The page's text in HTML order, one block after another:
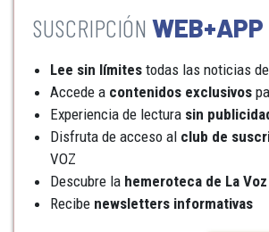
WEB+APP
Lee sin límites todas las noticias
Accede a contenidos exclusivos
Experiencia de lectura sin
Disfruta de acceso al club de
VOZ
Descubre la hemeroteca de La Voz
Recibe newsletters informativas